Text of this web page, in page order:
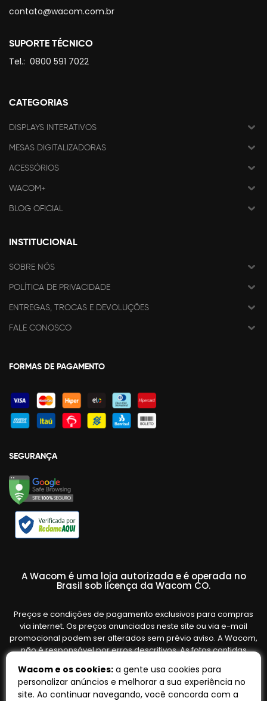
contato@wacom.com.br
SUPORTE TÉCNICO
Tel.: 0800 591 7022
CATEGORIAS
DISPLAYS INTERATIVOS
MESAS DIGITALIZADORAS
ACESSÓRIOS
WACOM+
BLOG OFICIAL
INSTITUCIONAL
SOBRE NÓS
POLÍTICA DE PRIVACIDADE
ENTREGAS, TROCAS E DEVOLUÇÕES
FALE CONOSCO
FORMAS DE PAGAMENTO
SEGURANÇA
A Wacom é uma loja autorizada e é operada no
Brasil sob licença da Wacom CO.
Preços e condições de pagamento exclusivos para compras
via internet. Os preços anunciados neste site ou via e-mail
promocional podem ser alterados sem prévio aviso. A Wacom,
não é responsável por erros descritivos. As fotos contidas
variar de acordo com o fornecedor/lote do fabricante. Ofertas
válidas até o término de nossos estoques. Vendas sujeitas à
análise e confirmação de dados.
Wacom e os cookies: a gente usa cookies para
personalizar anúncios e melhorar a sua experiência no
site. Ao continuar navegando, você concorda com a